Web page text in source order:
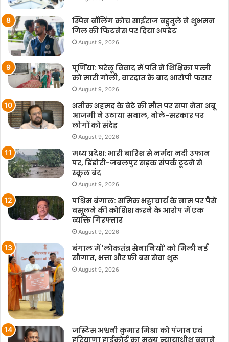
स्पिन बॉलिंग कोच साईराज बहुतुले ने शुभमन
गिल की फिटनेस पर दिया अपडेट
August 9, 2026
पूर्णिया: घरेलू विवाद में पति ने शिक्षिका पत्नी
को मारी गोली, वारदात के बाद आरोपी फरार
August 9, 2026
अतीक अहमद के बेटे की मौत पर सपा नेता अबू
आजमी ने उठाया सवाल, बोले-सरकार पर
लोगों को संदेह
August 9, 2026
मध्य प्रदेश: भारी बारिश से नर्मदा नदी उफान
पर, डिंडोरी-जबलपुर सड़क संपर्क टूटने से
स्कूल बंद
August 9, 2026
पश्चिम बंगाल: समिक भट्टाचार्य के नाम पर पैसे
वसूलने की कोशिश करने के आरोप में एक
व्यक्ति गिरफ्तार
August 9, 2026
बंगाल में 'लोकतंत्र सेनानियों' को मिली नई
सौगात, भत्ता और फ्री बस सेवा शुरू
August 9, 2026
जस्टिस अश्वनी कुमार मिश्रा को पंजाब एवं
हरियाणा हाईकोर्ट का मुख्य न्यायाधीश बनाने